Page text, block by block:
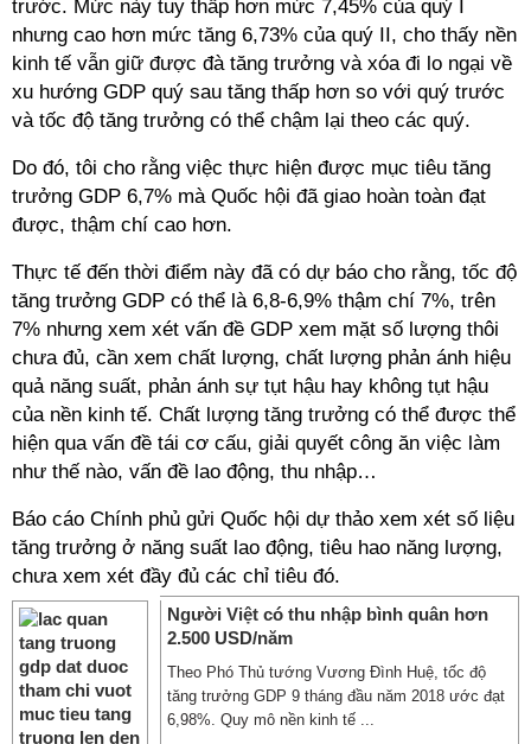
trước. Mức này tuy thấp hơn mức 7,45% của quý I
nhưng cao hơn mức tăng 6,73% của quý II, cho thấy nền
kinh tế vẫn giữ được đà tăng trưởng và xóa đi lo ngại về
xu hướng GDP quý sau tăng thấp hơn so với quý trước
và tốc độ tăng trưởng có thể chậm lại theo các quý.
Do đó, tôi cho rằng việc thực hiện được mục tiêu tăng
trưởng GDP 6,7% mà Quốc hội đã giao hoàn toàn đạt
được, thậm chí cao hơn.
Thực tế đến thời điểm này đã có dự báo cho rằng, tốc độ
tăng trưởng GDP có thể là 6,8-6,9% thậm chí 7%, trên
7% nhưng xem xét vấn đề GDP xem mặt số lượng thôi
chưa đủ, cần xem chất lượng, chất lượng phản ánh hiệu
quả năng suất, phản ánh sự tụt hậu hay không tụt hậu
của nền kinh tế. Chất lượng tăng trưởng có thể được thể
hiện qua vấn đề tái cơ cấu, giải quyết công ăn việc làm
như thế nào, vấn đề lao động, thu nhập…
Báo cáo Chính phủ gửi Quốc hội dự thảo xem xét số liệu
tăng trưởng ở năng suất lao động, tiêu hao năng lượng,
chưa xem xét đầy đủ các chỉ tiêu đó.
Người Việt có thu nhập bình quân hơn
2.500 USD/năm
Theo Phó Thủ tướng Vương Đình Huệ, tốc độ
tăng trưởng GDP 9 tháng đầu năm 2018 ước đạt
6,98%. Quy mô nền kinh tế ...